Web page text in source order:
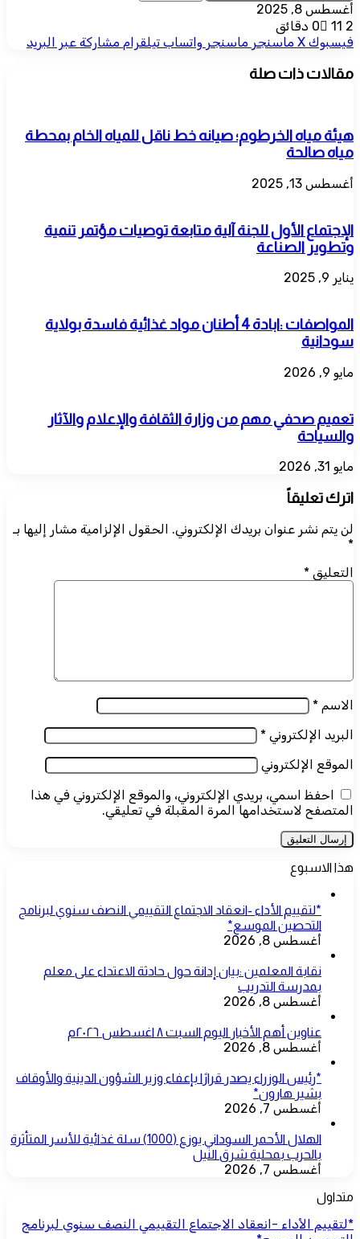
أغسطس 8, 2025
0
11 2 دقائق
فيسبوك ‫X ماسنجر ماسنجر واتساب تيلقرام مشاركة عبر البريد
مقالات ذات صلة
هيئة مياه الخرطوم؛ صيانه خط ناقل للمياه الخام بمحطة
مياه صالحة
أغسطس 13, 2025
الإجتماع الأول للجنة آلية متابعة توصيات مؤتمر تنمية
وتطوير الصناعة
يناير 9, 2025
المواصفات :ابادة 4 أطنان مواد غذائية فاسدة بولاية
سودانية
مايو 9, 2026
تعميم صحفي مهم من وزارة الثقافة والإعلام والآثار
والسياحة
مايو 31, 2026
اترك تعليقاً
لن يتم نشر عنوان بريدك الإلكتروني. الحقول الإلزامية مشار إليها بـ
*
التعليق *
الاسم *
البريد الإلكتروني *
الموقع الإلكتروني
احفظ اسمي، بريدي الإلكتروني، والموقع الإلكتروني في هذا
المتصفح لاستخدامها المرة المقبلة في تعليقي.
هذا الاسبوع
*لتقييم الأداء -انعقاد الاجتماع التقييمي النصف سنوي لبرنامج
التحصين الموسع*
أغسطس 8, 2026
نقابة المعلمين :بيان إدانة حول حادثة الاعتداء على معلم
بمدرسة التدريب
أغسطس 8, 2026
عناوين أهم الأخبار اليوم السبت ٨ اغسطس ٢٠٢٦م
أغسطس 8, 2026
*رئيس الوزراء يصدر قرارًا بإعفاء وزير الشؤون الدينية والأوقاف
بشير هارون*
أغسطس 7, 2026
الهلال الأحمر السوداني يوزع (1000) سلة غذائية للأسر المتأثرة
بالحرب بمحلية شرق النيل
أغسطس 7, 2026
متداول
*لتقييم الأداء -انعقاد الاجتماع التقييمي النصف سنوي لبرنامج